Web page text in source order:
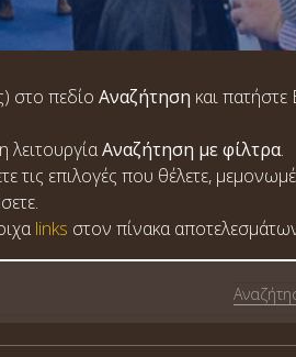
στο πεδίο Αναζήτηση και πατήστε
λειτουργίαΑναζήτηση με φίλτρα.
τις επιλογές που θέλετε,
links στον πίνακα